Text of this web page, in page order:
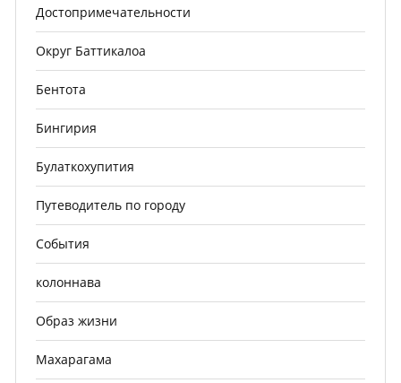
Достопримечательности
Округ Баттикалоа
Бентота
Бингирия
Булаткохупития
Путеводитель по городу
События
колоннава
Образ жизни
Махарагама